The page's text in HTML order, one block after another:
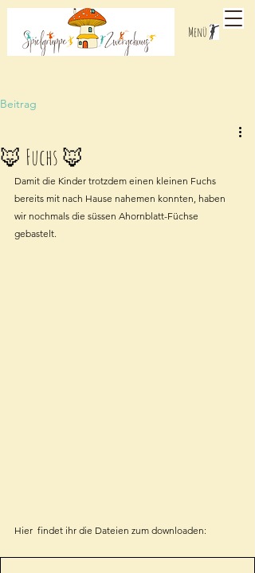
Menü
Beitrag
🦊 Fuchs 🦊
Damit die Kinder trotzdem einen kleinen Fuchs
bereits mit nach Hause nahemen konnten, haben
wir nochmals die süssen Ahornblatt-Füchse
gebastelt.
Hier  findet ihr die Dateien zum downloaden: